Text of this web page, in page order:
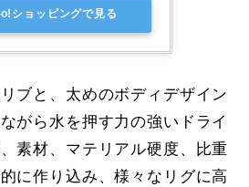
ショッピングで見る
ブと、太めのボディデザイン
がら水を押す力の強いドライ
素材、マテリアル硬度、比重
に作り込み、様々なリグに高